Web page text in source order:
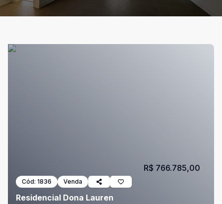
Cód: 1836 Venda
Residencial Dona Lauren
R$ 766.785,00